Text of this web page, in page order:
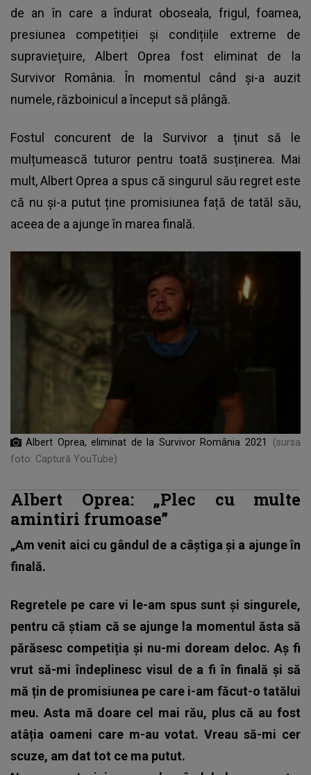
de an în care a îndurat oboseala, frigul, foamea,
presiunea competiției și condițiile extreme de
supraviețuire, Albert Oprea fost eliminat de la
Survivor România. În momentul când și-a auzit
numele, războinicul a început să plângă.
Fostul concurent de la Survivor a ținut să le
mulțumească tuturor pentru toată susținerea. Mai
mult,Albert Oprea a spus că singurul său regret este
că nu și-a putut ține promisiunea față de tatăl său,
aceea de a ajunge în marea finală.
Albert Oprea, eliminat de la Survivor România 2021
(sursa
foto: Captură YouTube)
Albert Oprea: „Plec cu multe
amintiri frumoase”
„Am venit aici cu gândul de a câștiga și a ajungeîn
finală.
Regretele pe care vi le-am spus sunt și singurele,
pentru că știam că se ajunge la momentul ăsta să
părăsesc competiția și nu-mi doream deloc. Aș fi
vrut să-mi îndeplinesc visul de a fi în finală și să
mă țin de promisiunea pe care i-am făcut-o tatălui
meu. Asta mă doare cel mai rău, plus că au fost
atâția oameni care m-au votat. Vreau să-mi cer
scuze, am dat tot ce ma putut.